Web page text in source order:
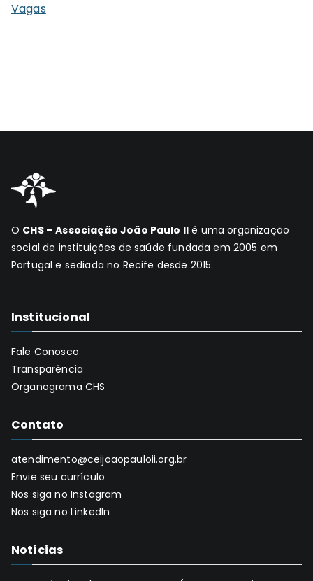
Vagas
O CHS – Associação João Paulo II é uma organização
social de instituições de saúde fundada em 2005 em
Portugal e sediada no Recife desde 2015.
Institucional
Fale Conosco
Transparência
Organograma CHS
Contato
atendimento@ceijoaopauloii.org.br
Envie seu currículo
Nos siga no Instagram
Nos siga no LinkedIn
Notícias